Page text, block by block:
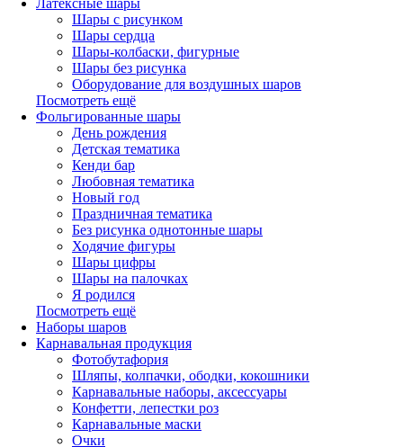
Шары с рисунком
Шары сердца
Шары-колбаски, фигурные
Шары без рисунка
Оборудование для воздушных шаров
Посмотреть ещё
Фольгированные шары
День рождения
Детская тематика
Кенди бар
Любовная тематика
Новый год
Праздничная тематика
Без рисунка однотонные шары
Ходячие фигуры
Шары цифры
Шары на палочках
Я родился
Посмотреть ещё
Наборы шаров
Карнавальная продукция
Фотобутафория
Шляпы, колпачки, ободки, кокошники
Карнавальные наборы, аксессуары
Конфетти, лепестки роз
Карнавальные маски
Очки